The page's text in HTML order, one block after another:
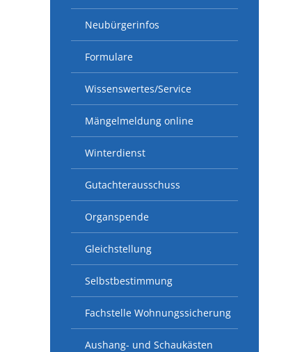
Neubürgerinfos
Formulare
Wissenswertes/Service
Mängelmeldung online
Winterdienst
Gutachterausschuss
Organspende
Gleichstellung
Selbstbestimmung
Fachstelle Wohnungssicherung
Aushang- und Schaukästen